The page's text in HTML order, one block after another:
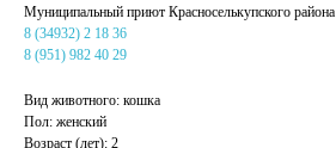
Муниципальный приют Красноселькупского района
8 (34932) 2 18 36
8 (951) 982 40 29
Вид животного: кошка
Пол: женский
Возраст (лет): 2